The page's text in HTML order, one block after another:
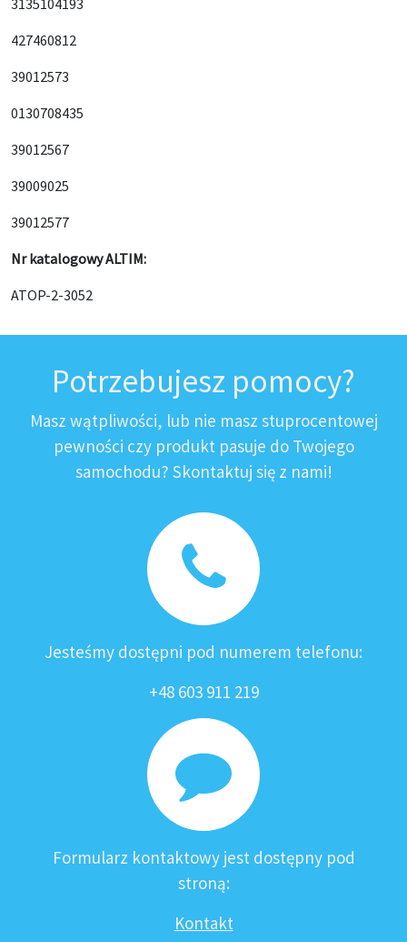
3135104193
427460812
39012573
0130708435
39012567
39009025
39012577
Nr katalogowy ALTIM:
ATOP-2-3052
Potrzebujesz pomocy?
Masz wątpliwości, lub nie masz stuprocentowej
pewności czy produkt pasuje do Twojego
samochodu? Skontaktuj się z nami!
Jesteśmy dostępni pod numerem telefonu:
+48 603 911 219
Formularz kontaktowy jest dostępny pod
stroną:
Kontakt